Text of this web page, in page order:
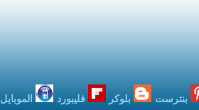
بنترست بلوكر فليبورد الموبايل